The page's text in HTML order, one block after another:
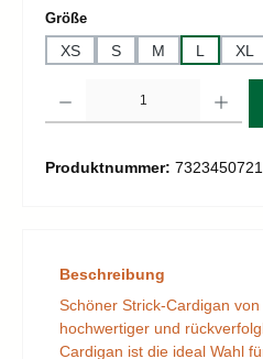
Größeauswählen
XS S M L XL
Produktnummer:
Beschreibung
Schöner Strick-Cardigan
hochwertiger und
Cardigan ist die ideal Wahl